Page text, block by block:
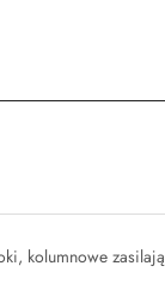
kolumnowe